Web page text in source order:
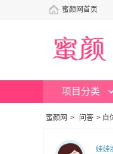
蜜颜网首页
项目分类
蜜颜网 > 问答 > 自
娃娃